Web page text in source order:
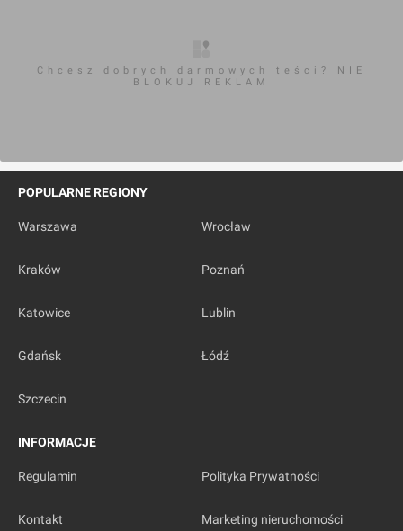
Chcesz dobrych darmowych teści? NIE
BLOKUJ REKLAM
POPULARNE REGIONY
Warszawa Wrocław
Kraków Poznań
Katowice Lublin
Gdańsk Łódź
Szczecin
INFORMACJE
Regulamin Polityka Prywatności
Kontakt Marketing nieruchomości